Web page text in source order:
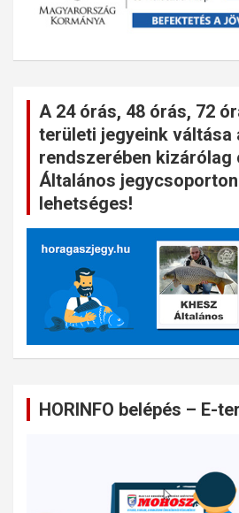
A 24 órás, 48 órás, 72
területi jegyeink váltása
rendszerében kizárólag
Általános
lehetséges!
HORINFO belépés – E-